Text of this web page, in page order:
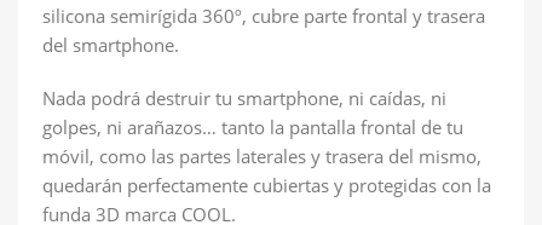
silicona semirígida 360º, cubre parte frontal y trasera
del smartphone.
Nada podrá destruir tu smartphone, ni caídas, ni
golpes, ni arañazos… tanto la pantalla frontal de tu
móvil, como las partes laterales y trasera del mismo,
quedarán perfectamente cubiertas y protegidas con la
funda 3D marca COOL.